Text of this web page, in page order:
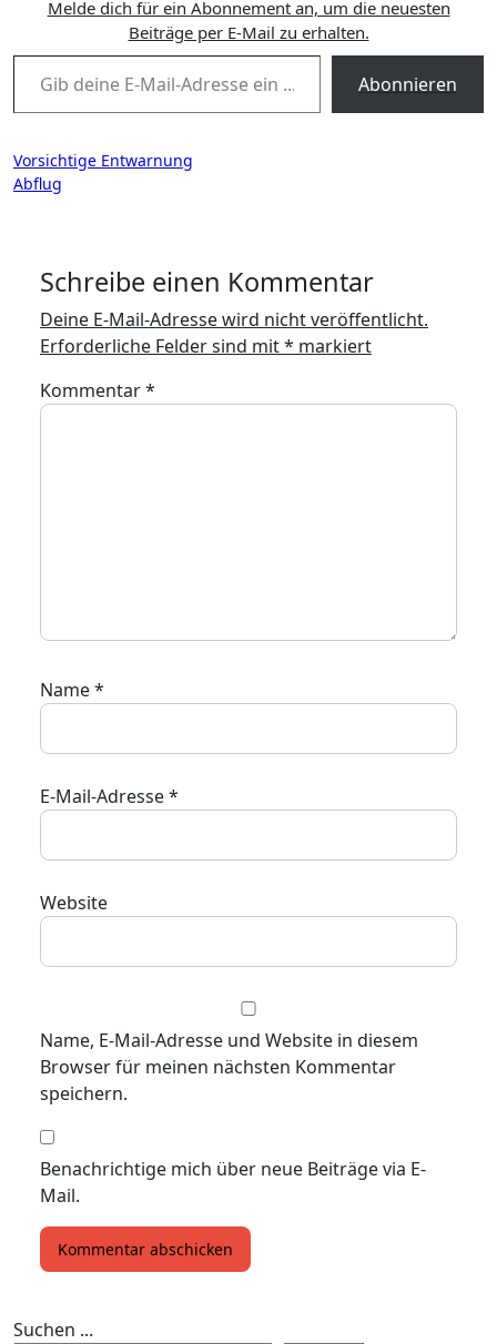
Melde dich für ein Abonnement an, um die neuesten
Beiträge per E-Mail zu erhalten.
Gib deine E-Mail-Adresse ein ...
Abonnieren
Beitragsnavigation
Vorsichtige Entwarnung
Abflug
Schreibe einen Kommentar
Deine E-Mail-Adresse wird nicht veröffentlicht.
Erforderliche Felder sind mit* markiert
Kommentar*
Name*
E-Mail-Adresse*
Website
Name, E-Mail-Adresse und Website in diesem
Browser für meinen nächsten Kommentar
speichern.
Benachrichtige mich über neue Beiträge via E-
Mail.
Suchen ...